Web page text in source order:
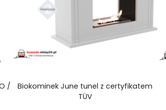
/
Biokominek June tunel z certyfikatem
TÜV